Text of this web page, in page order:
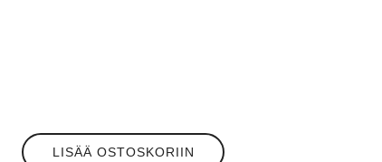
LISÄÄ OSTOSKORIIN